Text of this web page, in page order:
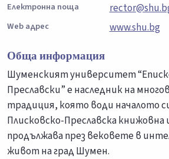
Електронна поща
Web адрес
www.shu.bg
Обща информация
Шуменският университет
Преславски” е наследник на
традиция, която води началото
Плисковско-Преславска книжовна
продължава през вековете в
живот на град Шумен.